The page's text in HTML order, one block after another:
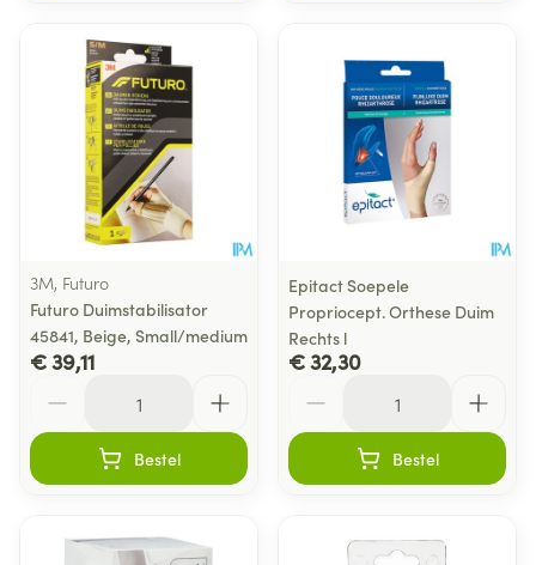
3M, Futuro
Futuro Duimstabilisator
45841, Beige, Small/medium
€ 39,11
Bestel
Epitact Soepele
Propriocept. Orthese Duim
Rechts l
€ 32,30
Bestel